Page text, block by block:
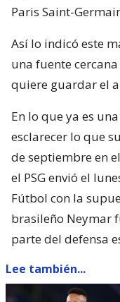
Paris Saint-
Así lo indicó este
una fuente
quiere guardar el
En lo que ya es
esclarecer lo que
de septiembre en
el PSG envió el
Fútbol con la
brasileño Neymar
parte del defensa
Lee también...